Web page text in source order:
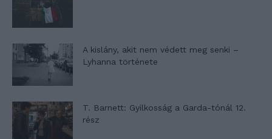
A kislány, akit nem védett meg senki –
Lyhanna története
T. Barnett: Gyilkosság a Garda-tónál 12.
rész